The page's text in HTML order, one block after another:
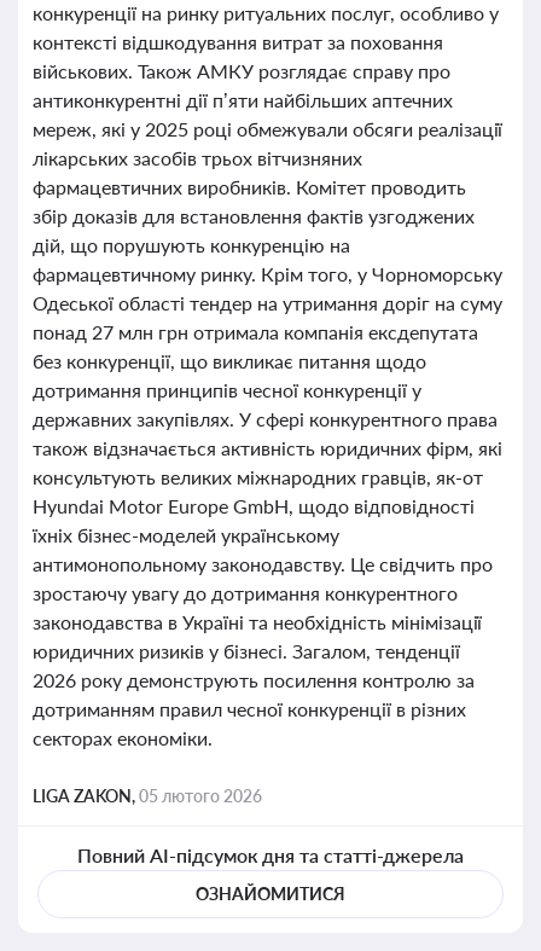
конкуренції на ринку ритуальних послуг, особливо у
контексті відшкодування витрат за поховання
військових. Також АМКУ розглядає справу про
антиконкурентні дії п’яти найбільших аптечних
мереж, які у 2025 році обмежували обсяги реалізації
лікарських засобів трьох вітчизняних
фармацевтичних виробників. Комітет проводить
збір доказів для встановлення фактів узгоджених
дій, що порушують конкуренцію на
фармацевтичному ринку. Крім того, у Чорноморську
Одеської області тендер на утримання доріг на суму
понад 27 млн грн отримала компанія ексдепутата
без конкуренції, що викликає питання щодо
дотримання принципів чесної конкуренції у
державних закупівлях. У сфері конкурентного права
також відзначається активність юридичних фірм, які
консультують великих міжнародних гравців, як-от
Hyundai Motor Europe GmbH, щодо відповідності
їхніх бізнес-моделей українському
антимонопольному законодавству. Це свідчить про
зростаючу увагу до дотримання конкурентного
законодавства в Україні та необхідність мінімізації
юридичних ризиків у бізнесі. Загалом, тенденції
2026 року демонструють посилення контролю за
дотриманням правил чесної конкуренції в різних
секторах економіки.
LIGA ZAKON,05 лютого 2026
Повний AI-підсумок дня та статті-джерела
ОЗНАЙОМИТИСЯ